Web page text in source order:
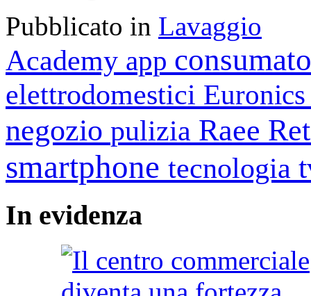
Pubblicato in Lavaggio
Academy app
elettrodomestici
negozio pulizia Raee
smartphone tecnologia
In evidenza